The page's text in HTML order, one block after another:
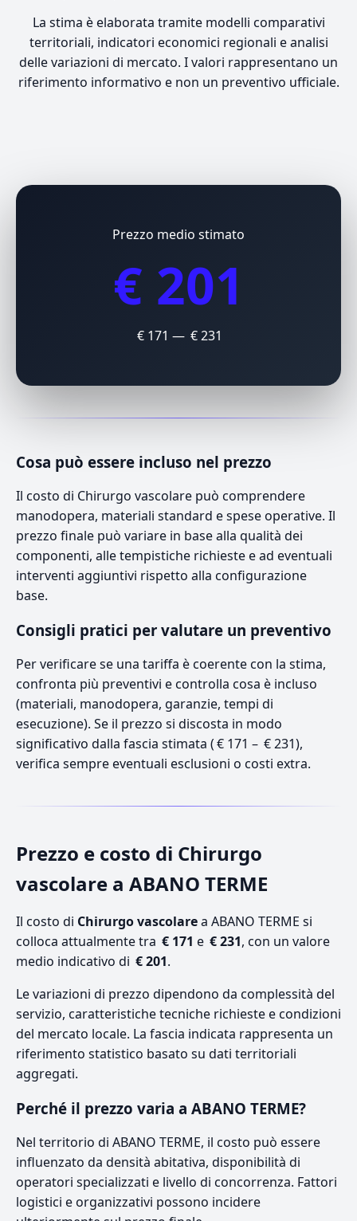
La stima è elaborata tramite modelli comparativi
territoriali, indicatori economici regionali e analisi
delle variazioni di mercato. I valori rappresentano un
riferimento informativo e non un preventivo ufficiale.
Prezzo medio stimato
€ 201
€ 171 — € 231
Cosa può essere incluso nel prezzo
Il costo di Chirurgo vascolare può comprendere
manodopera, materiali standard e spese operative. Il
prezzo finale può variare in base alla qualità dei
componenti, alle tempistiche richieste e ad eventuali
interventi aggiuntivi rispetto alla configurazione
base.
Consigli pratici per valutare un preventivo
Per verificare se una tariffa è coerente con la stima,
confronta più preventivi e controlla cosa è incluso
(materiali, manodopera, garanzie, tempi di
esecuzione). Se il prezzo si discosta in modo
significativo dalla fascia stimata ( € 171 – € 231),
verifica sempre eventuali esclusioni o costi extra.
Prezzo e costo di Chirurgo
vascolare a ABANO TERME
Il costo di Chirurgo vascolarea ABANO TERME si
colloca attualmente tra € 171 e € 231, con un valore
medio indicativo di € 201.
Le variazioni di prezzo dipendono da complessità del
servizio, caratteristiche tecniche richieste e condizioni
del mercato locale. La fascia indicata rappresenta un
riferimento statistico basato su dati territoriali
aggregati.
Perché il prezzo varia a ABANO TERME?
Nel territorio di ABANO TERME, il costo può essere
influenzato da densità abitativa, disponibilità di
operatori specializzati e livello di concorrenza. Fattori
logistici e organizzativi possono incidere